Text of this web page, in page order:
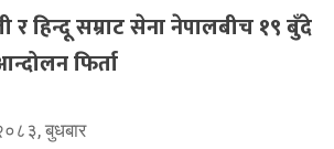
र हिन्दू सम्राट सेना नेपालबीच १९ बुँदे
फिर्ता
बुधबार